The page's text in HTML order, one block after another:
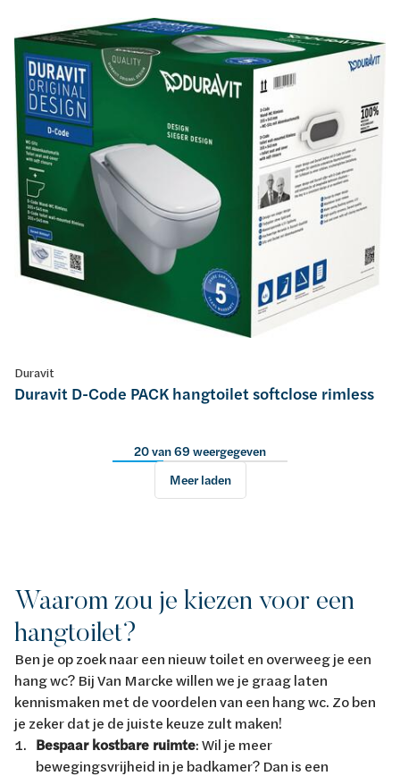
Duravit
Duravit D-Code PACK hangtoilet softclose rimless
20 van 69 weergegeven
Meer laden
Waarom zou je kiezen voor een
hangtoilet?
Ben je op zoek naar een nieuw toilet en overweeg je een
hang wc? Bij Van Marcke willen we je graag laten
kennismaken met de voordelen van een hang wc. Zo ben
je zeker dat je de juiste keuze zult maken!
Bespaar kostbare ruimte: Wil je meer
bewegingsvrijheid in je badkamer? Dan is een